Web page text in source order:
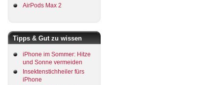
AirPods Max 2
Tipps & Gut zu wissen
iPhone im Sommer: Hitze
und Sonne vermeiden
Insektenstichheiler fürs
iPhone